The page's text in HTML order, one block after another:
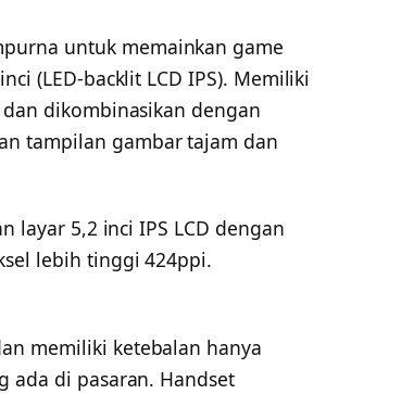
untuk memainkan game
(LED-backlit LCD IPS). Memiliki
dikombinasikan dengan
tampilan gambar tajam dan
layar 5,2 inci IPS LCD dengan
lebih tinggi 424ppi.
memiliki ketebalan hanya
ada di pasaran. Handset